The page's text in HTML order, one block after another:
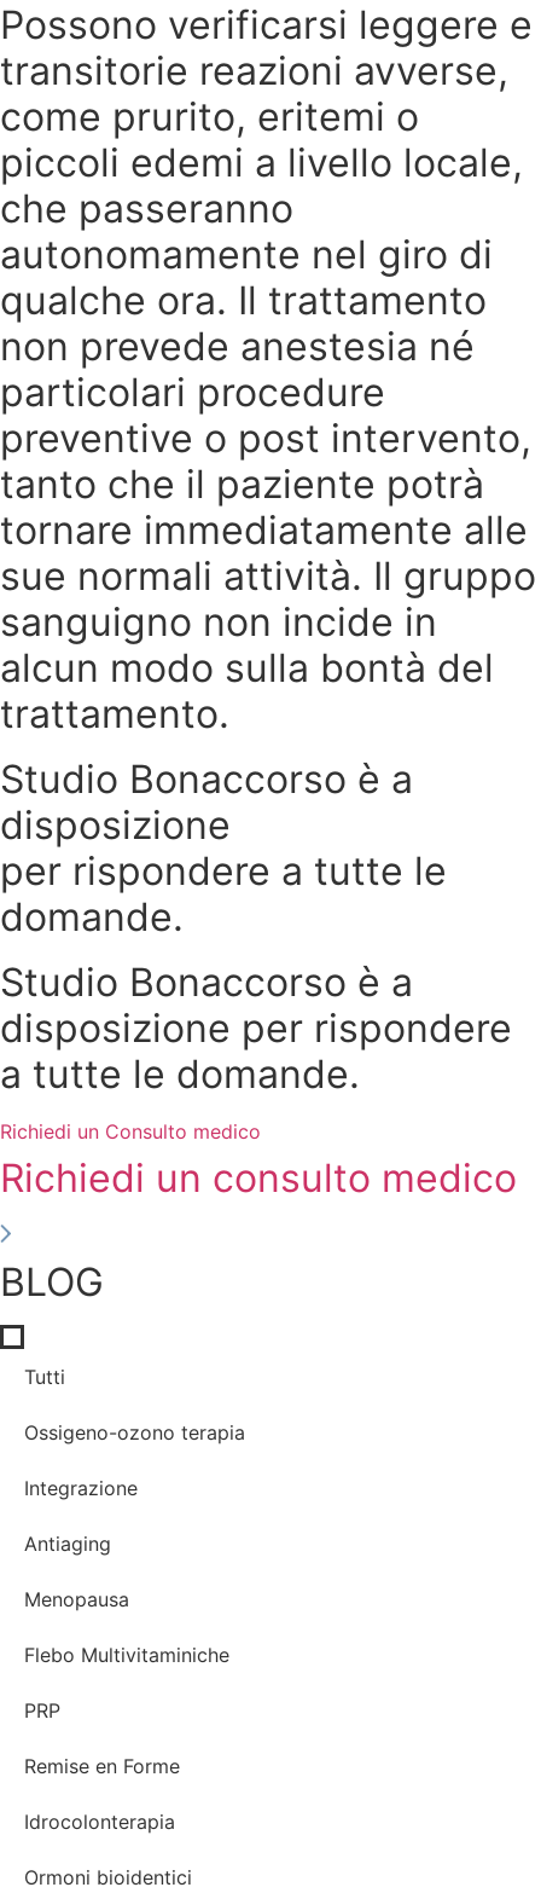
Possono verificarsi leggere e
transitorie reazioni avverse,
come prurito, eritemi o
piccoli edemi a livello locale,
che passeranno
autonomamente nel giro di
qualche ora. Il trattamento
non prevede anestesia né
particolari procedure
preventive o post intervento,
tanto che il paziente potrà
tornare immediatamente alle
sue normali attività. Il gruppo
sanguigno non incide in
alcun modo sulla bontà del
trattamento.
Studio Bonaccorso è a
disposizione
per rispondere a tutte le
domande.
Studio Bonaccorso è a
disposizione per rispondere
a tutte le domande.
Richiedi un Consulto medico
Richiedi un consulto medico
BLOG
Tutti
Ossigeno-ozono terapia
Integrazione
Antiaging
Menopausa
Flebo Multivitaminiche
PRP
Remise en Forme
Idrocolonterapia
Ormoni bioidentici